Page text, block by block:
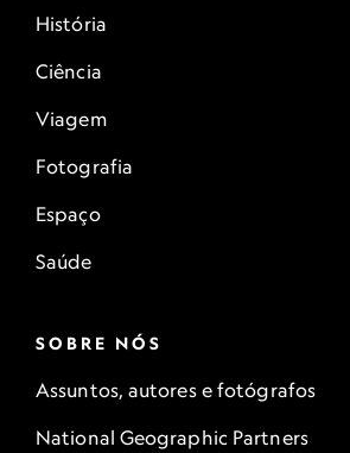
História
Ciência
Viagem
Fotografia
Espaço
Saúde
SOBRE NÓS
Assuntos, autores e fotógrafos
National Geographic Partners